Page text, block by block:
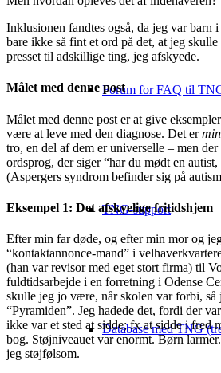
Forum for FAQ til
TNG-support
Database med TNG
Inklusionen fandtes også, da jeg var barn
bare ikke så fint et ord på det, at jeg
presset til adskillige ting, jeg afskyede.
Målet med denne post
Målet med denne post er at give
være at leve med den diagnose. Det er
tro, en del af dem er universelle – men
ordsprog, der siger “har du mødt en
(Aspergers syndrom befinder sig på
Eksempel 1: Det afskyelige fritidshjem
Efter min far døde, og efter min mor og
“kontaktannonce-mand” i
(han var revisor med eget stort firma) til
fuldtidsarbejde i en forretning i Odense
skulle jeg jo være, når skolen var forbi, så
“Pyramiden”. Jeg hadede det, fordi der
ikke var et sted at sidde; fx at sidde i fred
bog. Støjniveauet var enormt. Børn
jeg støjfølsom.